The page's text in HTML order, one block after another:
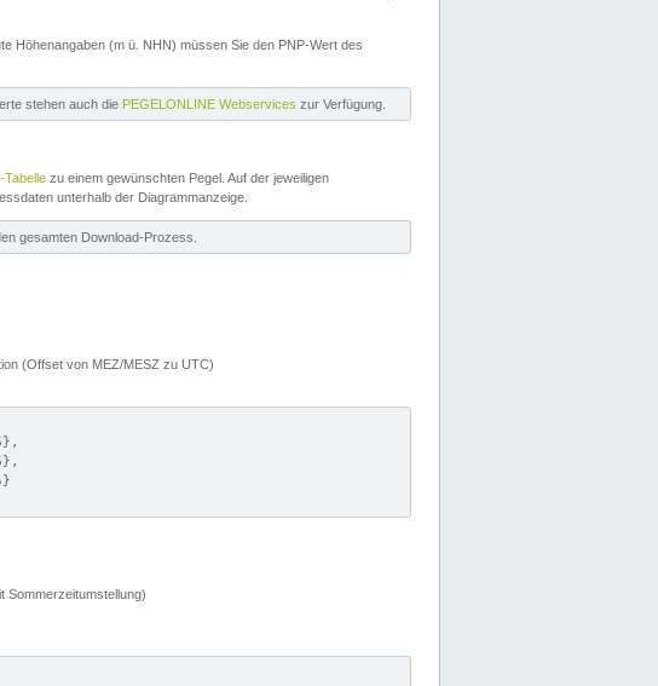
Höhenangaben (m ü. NHN) müssen Sie den PNP-Wert des
stehen auch die PEGELONLINE Webservices zur Verfügung.
Tabelle zu einem gewünschten Pegel. Auf der jeweiligen
unterhalb der Diagrammanzeige.
gesamten Download-Prozess.
(Offset von MEZ/MESZ zu UTC)
Sommerzeitumstellung)